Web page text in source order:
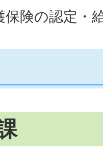
保険の認定・